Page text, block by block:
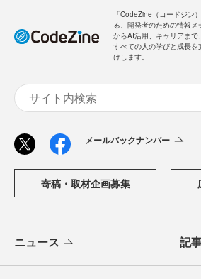
「CodeZine（コードジン
る、開発者のための情報
からAI活用、キャリアま
すべての人の学びと成長
けします。
メールバックナンバー
寄稿・取材企画募集
ニュース 記